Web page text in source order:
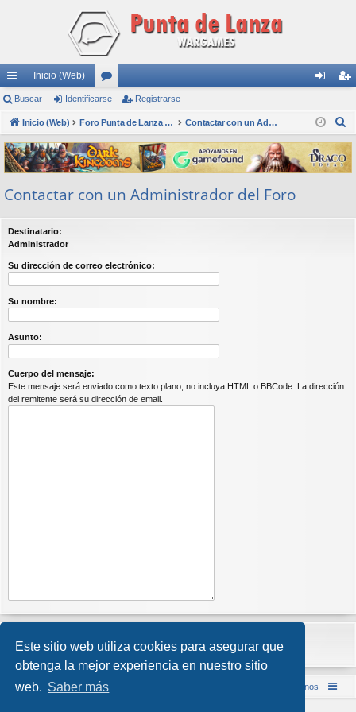
Este sitio web utiliza cookies para asegurar que
obtenga la mejor experiencia en nuestro sitio
web. Saber más
nl
ac
es
rá
pi
do
s
Inicio (Web)
or
os nti
fic
ar
ist
ra
rs
Buscar Identificarse Registrarse
Inicio (Web) Foro Punta de Lanza Wargames Contactar con un Administrador del Foro
s
c
Contactar con un Administrador del Foro
Destinatario:
Administrador
Su dirección de correo electrónico:
Su nombre:
Asunto:
Cuerpo del mensaje:
Este mensaje será enviado como texto plano, no incluya HTML o BBCode. La dirección
del remitente será su dirección de email.
Inicio (Web) Foro Punta de Lanza Wargames Contáctenos